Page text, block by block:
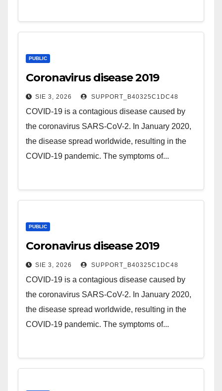
PUBLIC
Coronavirus disease 2019
SIE 3, 2026 SUPPORT_B40325C1DC48
COVID-19 is a contagious disease caused by
the coronavirus SARS-CoV-2. In January 2020,
the disease spread worldwide, resulting in the
COVID-19 pandemic. The symptoms of...
PUBLIC
Coronavirus disease 2019
SIE 3, 2026 SUPPORT_B40325C1DC48
COVID-19 is a contagious disease caused by
the coronavirus SARS-CoV-2. In January 2020,
the disease spread worldwide, resulting in the
COVID-19 pandemic. The symptoms of...